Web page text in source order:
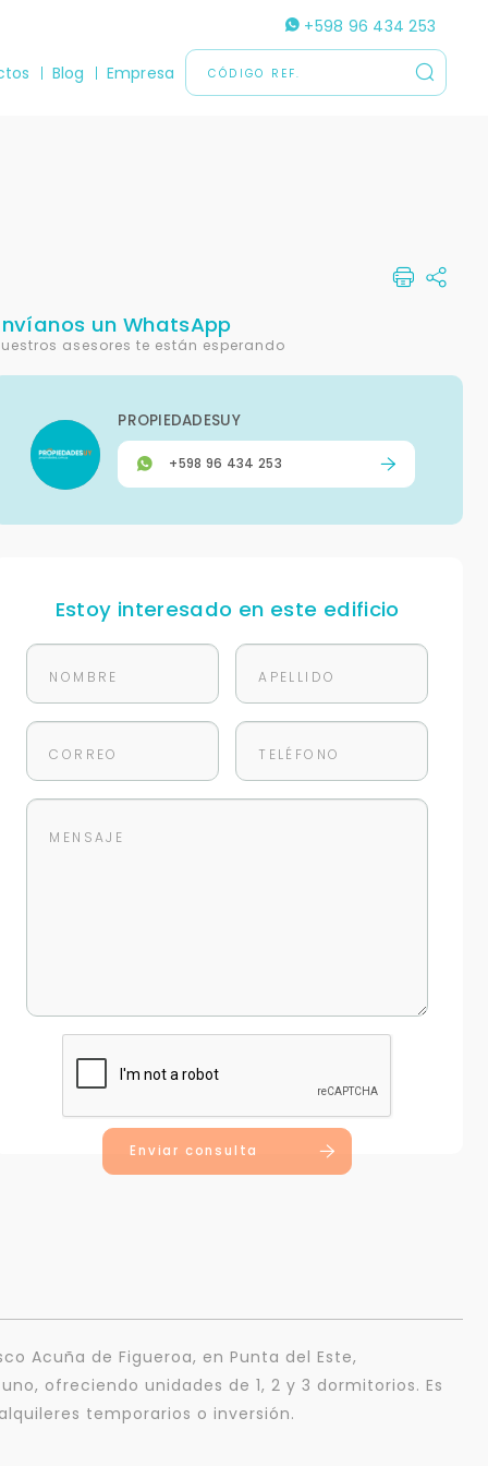
+598 96 434 253
Blog Empresa
un WhatsApp
asesores te están esperando
PROPIEDADESUY
+598 96 434 253
Estoy interesado en este edificio
Enviar consulta
Acuña de Figueroa, en Punta del Este,
ofreciendo unidades de 1, 2 y 3 dormitorios. Es
temporarios o inversión.